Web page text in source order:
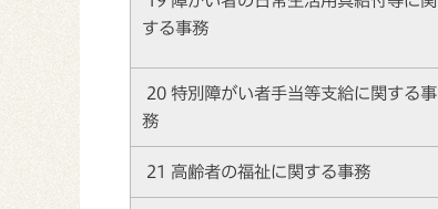
する事務
20 特別障がい者手当等支給に関する事
務
21 高齢者の福祉に関する事務